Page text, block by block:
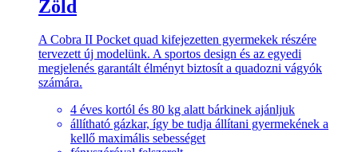
Zöld
A Cobra II Pocket quad kifejezetten gyermekek részére
tervezett új modelünk. A sportos design és az egyedi
megjelenés garantált élményt biztosít a quadozni vágyók
számára.
4 éves kortól és 80 kg alatt bárkinek ajánljuk
állítható gázkar, így be tudja állítani gyermekének a
kellő maximális sebességet